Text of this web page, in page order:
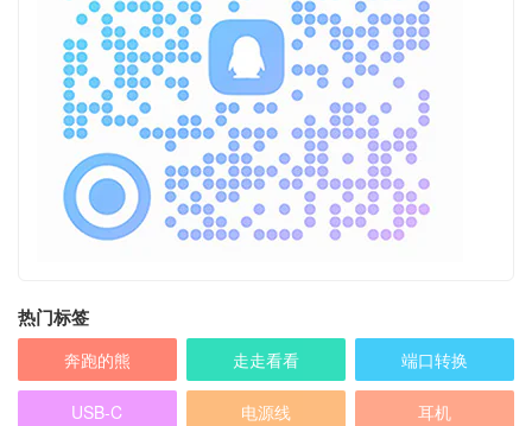
热门标签
奔跑的熊 走走看看 端口转换
USB-C 电源线 耳机